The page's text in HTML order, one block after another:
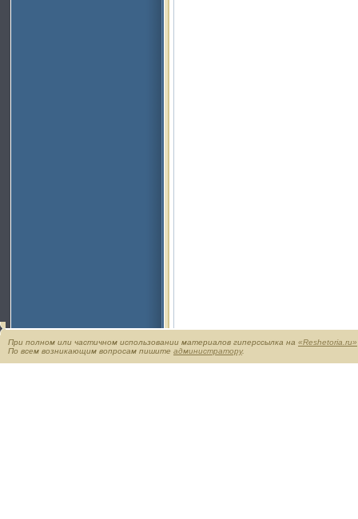
При полном или частичном использовании материалов гиперссылка на «Reshetoria.ru»
По всем возникающим вопросам пишите администратору.